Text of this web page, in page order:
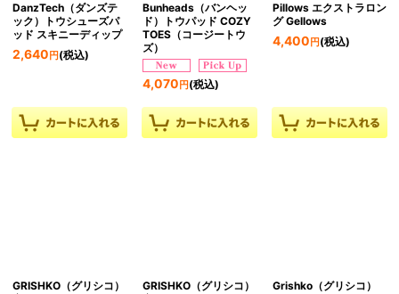
DanzTech（ダンズテ
ック）トウシューズパ
ッド スキニーディップ
2,640 円 (税込)
Bunheads（バンヘッ
ド）トウパッド COZY
TOES（コージートウ
ズ）
4,070 円(税込)
Pillows エクストラロン
グ Gellows
4,400 円(税込)
GRISHKO（グリシコ）
GRISHKO（グリシコ）
Grishko（グリシコ）